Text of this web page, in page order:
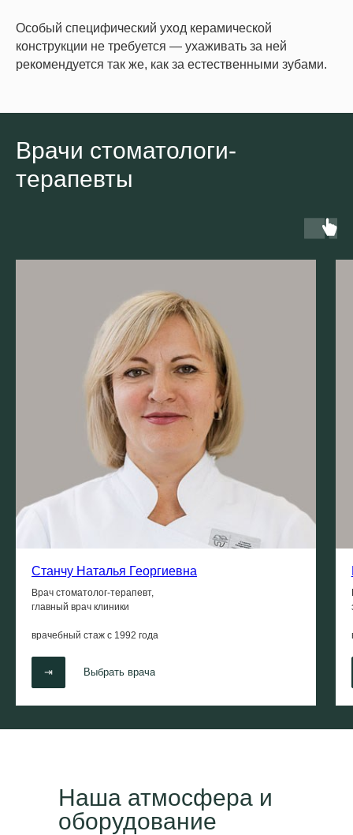
Особый специфический уход керамической
конструкции не требуется — ухаживать за ней
рекомендуется так же, как за естественными зубами.
Врачи стоматологи-
терапевты
Станчу Наталья Георгиевна
Врач стоматолог-терапевт,
главный врач клиники
врачебный стаж с 1992 года
⇥ Выбрать врача
Наша атмосфера и
оборудование